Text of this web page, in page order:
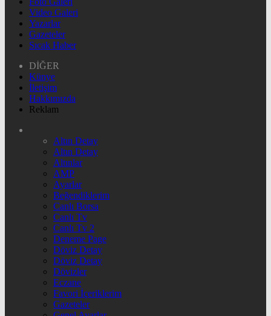
Video Galeri
Yazarlar
Gazeteler
Sıcak Haber
DİĞER
Künye
İletişim
Hakkımızda
Reklam
Altın Detay
Altın Detay
Altınlar
AMP
Ayarlar
Beğendiklerim
Canlı Borsa
Canlı Tv
Canlı Tv 2
Deneme Page
Döviz Detay
Döviz Detay
Dövizler
Eczane
Favori İçeriklerim
Gazeteler